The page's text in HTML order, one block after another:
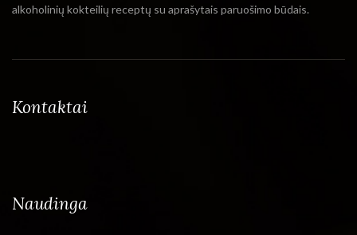
alkoholinių kokteilių receptų su aprašytais paruošimo būdais.
Kontaktai
Naudinga